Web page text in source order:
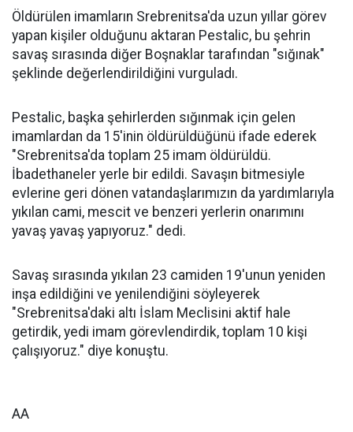
Öldürülen imamların Srebrenitsa'da uzun yıllar görev
yapan kişiler olduğunu aktaran Pestalic, bu şehrin
savaş sırasında diğer Boşnaklar tarafından "sığınak"
şeklinde değerlendirildiğini vurguladı.
Pestalic, başka şehirlerden sığınmak için gelen
imamlardan da 15'inin öldürüldüğünü ifade ederek
"Srebrenitsa'da toplam 25 imam öldürüldü.
İbadethaneler yerle bir edildi. Savaşın bitmesiyle
evlerine geri dönen vatandaşlarımızın da yardımlarıyla
yıkılan cami, mescit ve benzeri yerlerin onarımını
yavaş yavaş yapıyoruz." dedi.
Savaş sırasında yıkılan 23 camiden 19'unun yeniden
inşa edildiğini ve yenilendiğini söyleyerek
"Srebrenitsa'daki altı İslam Meclisini aktif hale
getirdik, yedi imam görevlendirdik, toplam 10 kişi
çalışıyoruz." diye konuştu.
AA